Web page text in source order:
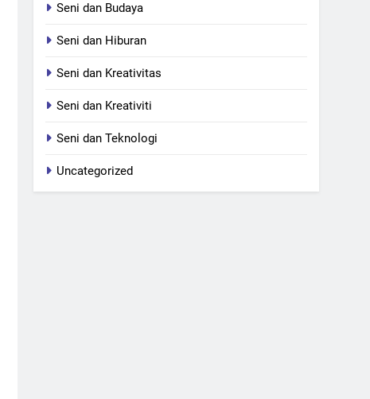
Seni dan Budaya
Seni dan Hiburan
Seni dan Kreativitas
Seni dan Kreativiti
Seni dan Teknologi
Uncategorized